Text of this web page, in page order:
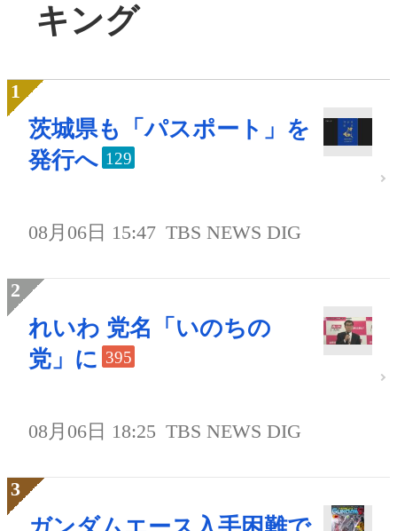
キング
茨城県も「パスポート」を
発行へ 129
08月06日 15:47 TBS NEWS DIG
れいわ 党名「いのちの
党」に 395
08月06日 18:25 TBS NEWS DIG